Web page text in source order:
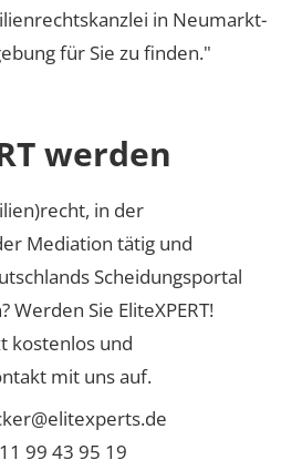
in Neumarkt-
für Sie zu finden."
werden
in der
Mediation tätig und
Scheidungsportal
Werden Sie EliteXPERT!
kostenlos und
mit uns auf.
99 43 95 19